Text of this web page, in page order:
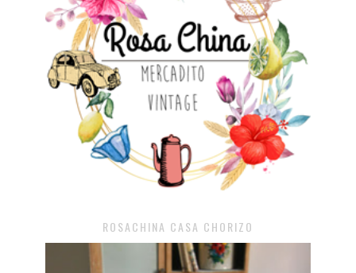
ROSACHINA CASA CHORIZO